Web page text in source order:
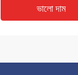
ভালো দাম